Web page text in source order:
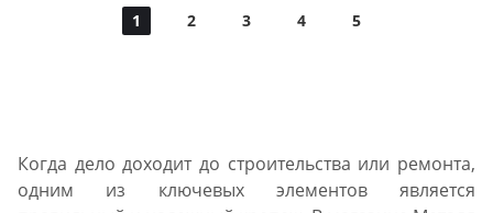
1 2 3 4 5
Когда дело доходит до строительства или ремонта,
одним из ключевых элементов является